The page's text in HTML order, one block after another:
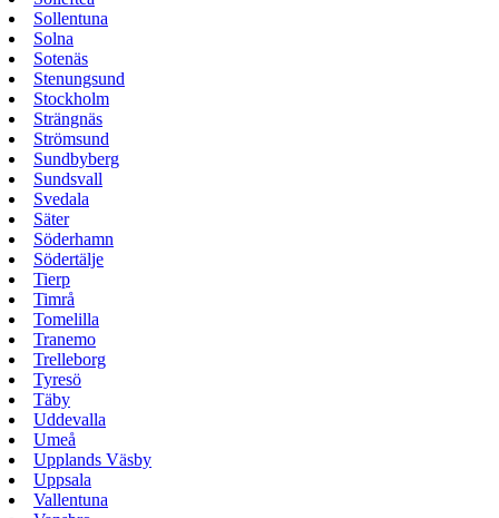
Sollentuna
Solna
Sotenäs
Stenungsund
Stockholm
Strängnäs
Strömsund
Sundbyberg
Sundsvall
Svedala
Säter
Söderhamn
Södertälje
Tierp
Timrå
Tomelilla
Tranemo
Trelleborg
Tyresö
Täby
Uddevalla
Umeå
Upplands Väsby
Uppsala
Vallentuna